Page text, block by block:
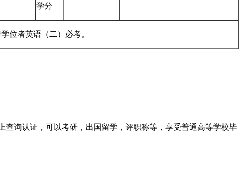
学分
位者英语（二）必考。
查询认证，可以考研，出国留学，评职称等，享受普通高等学校毕